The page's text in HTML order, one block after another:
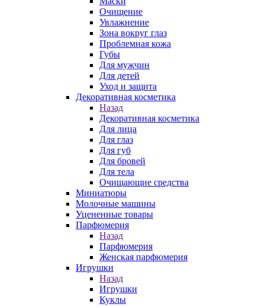
Очищение
Увлажнение
Зона вокруг глаз
Проблемная кожа
Губы
Для мужчин
Для детей
Уход и защита
Декоративная косметика
Назад
Декоративная косметика
Для лица
Для глаз
Для губ
Для бровей
Для тела
Очищающие средства
Миниатюры
Молочные машины
Уцененные товары
Парфюмерия
Назад
Парфюмерия
Женская парфюмерия
Игрушки
Назад
Игрушки
Куклы